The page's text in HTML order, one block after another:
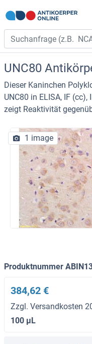
UNC80
Dieser Kaninchen
UNC80 in ELISA, IF (cc),
zeigt Reaktivität
1 image
Produktnummer
384,62 €
Zzgl. Versandkosten
100 μL